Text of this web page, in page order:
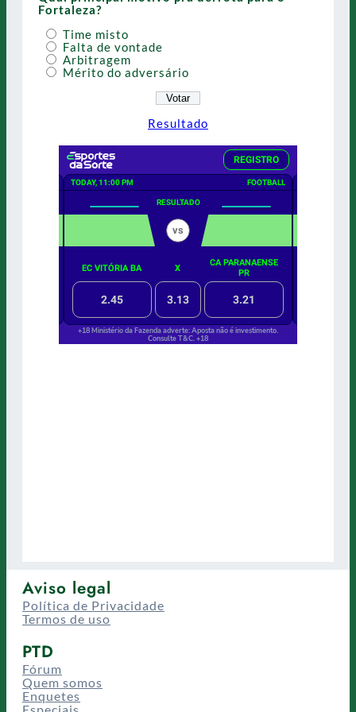
Fortaleza?
Time misto
Falta de vontade
Arbitragem
Mérito do adversário
Resultado
Aviso legal
Política de Privacidade
Termos de uso
PTD
Fórum
Quem somos
Enquetes
Especiais